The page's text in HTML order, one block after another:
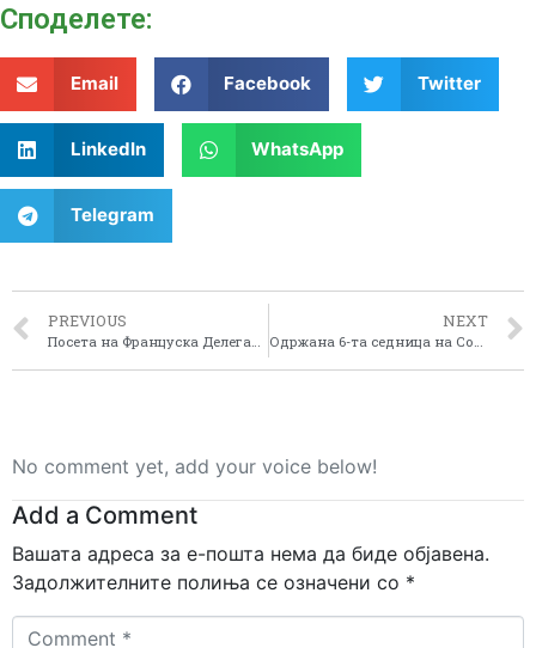
Споделeте:
Email Facebook Twitter
LinkedIn WhatsApp
Telegram
PREVIOUS NEXT
No comment yet, add your voice below!
Add a Comment
Вашата адреса за е-пошта нема да биде објавена.
Задолжителните полиња се означени со *
Comment